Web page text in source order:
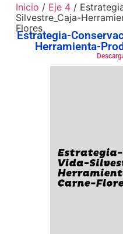
Inicio / Eje 4/
Silvestre_Caja-
Flores
Estrategia-
Herramienta-